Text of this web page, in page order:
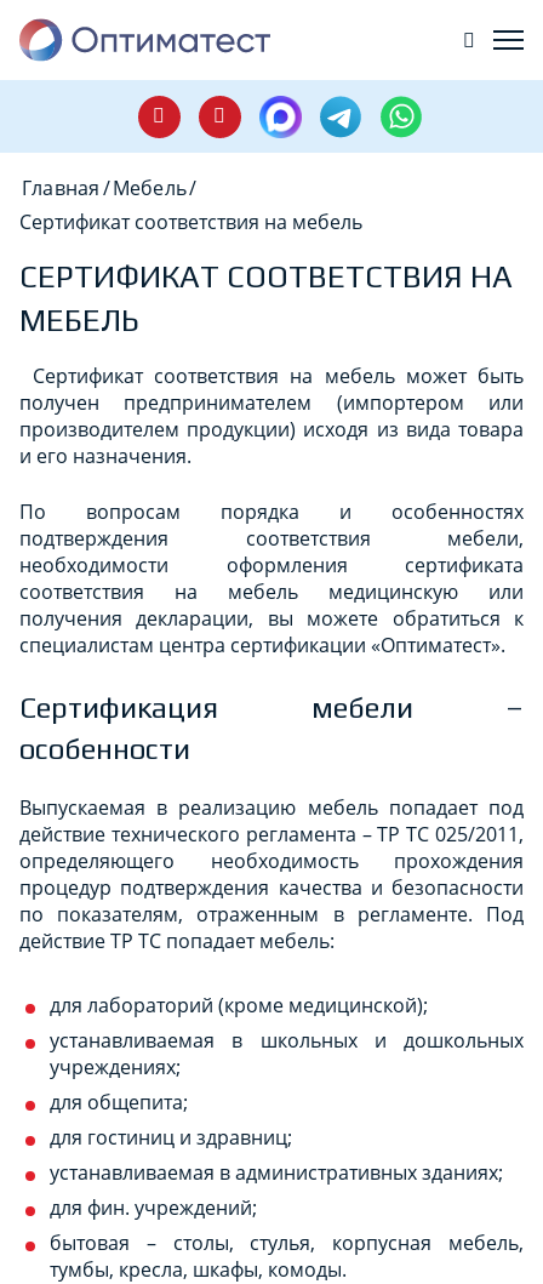
Главная/Мебель/
Сертификат соответствия на мебель
СЕРТИФИКАТ СООТВЕТСТВИЯ НА
МЕБЕЛЬ
Сертификат соответствия на мебель может быть
получен предпринимателем (импортером или
производителем продукции) исходя из вида товара
и его назначения.
По вопросам порядка и особенностях
подтверждения соответствия мебели,
необходимости оформления сертификата
соответствия на мебель медицинскую или
получения декларации, вы можете обратиться к
специалистам центра сертификации «Оптиматест».
Сертификация мебели –
особенности
Выпускаемая в реализацию мебель попадает под
действие технического регламента – ТР ТС 025/2011,
определяющего необходимость прохождения
процедур подтверждения качества и безопасности
по показателям, отраженным в регламенте. Под
действие ТР ТС попадает мебель:
для лабораторий (кроме медицинской);
устанавливаемая в школьных и дошкольных
учреждениях;
для общепита;
для гостиниц и здравниц;
устанавливаемая в административных зданиях;
для фин. учреждений;
бытовая – столы, стулья, корпусная мебель,
тумбы, кресла, шкафы, комоды.